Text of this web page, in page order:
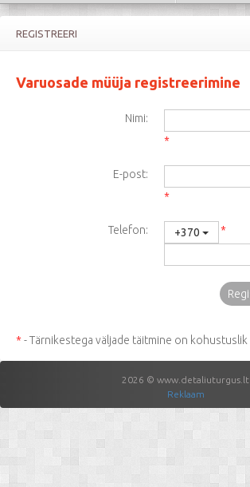
REGISTREERI
Varuosade müüja registreerimine
Nimi:
*
E-post:
*
Telefon: +370 *
*- Tärnikestega väljade täitmine on kohustuslik
2026 © www.detaliuturgus.lt
Reklaam